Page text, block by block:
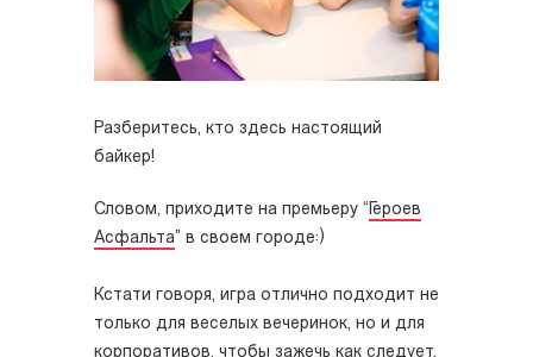
Разберитесь, кто здесь настоящий
байкер!
Словом, приходите на премьеру “Героев
Асфальта” в своем городе:)
Кстати говоря, игра отлично подходит не
только для веселых вечеринок, но и для
корпоративов, чтобы зажечь как следует.